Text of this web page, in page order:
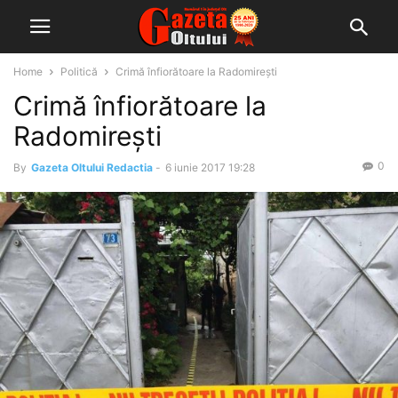
Home Politică Crimă înfiorătoare la Radomireşti
Crimă înfiorătoare la
Radomireşti
By Gazeta Oltului Redactia - 6 iunie 2017 19:28 0